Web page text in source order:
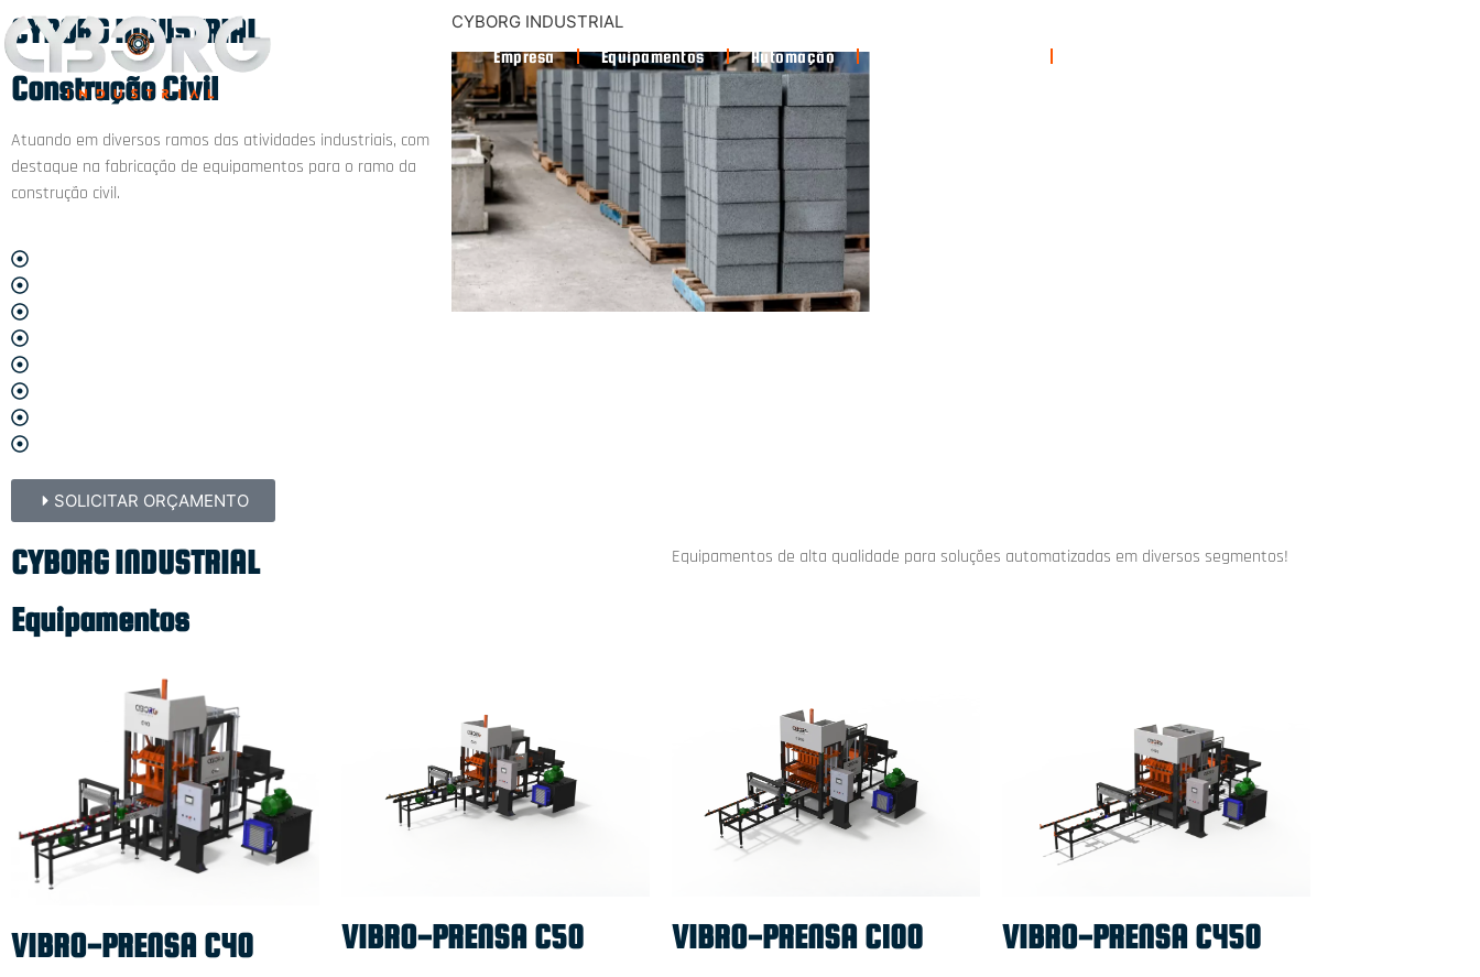
Empresa Equipamentos Automação
CYBORG INDUSTRIAL
Construção Civil
Atuando em diversos ramos das atividades industriais, com
destaque na fabricação de equipamentos para o ramo da
construção civil.
SOLICITAR ORÇAMENTO
CYBORG INDUSTRIAL
CYBORG INDUSTRIAL
Equipamentos
Equipamentos de alta qualidade para soluções automatizadas em diversos segmentos!
VIBRO-PRENSA C40 VIBRO-PRENSA C50 VIBRO-PRENSA C100 VIBRO-PRENSA C450